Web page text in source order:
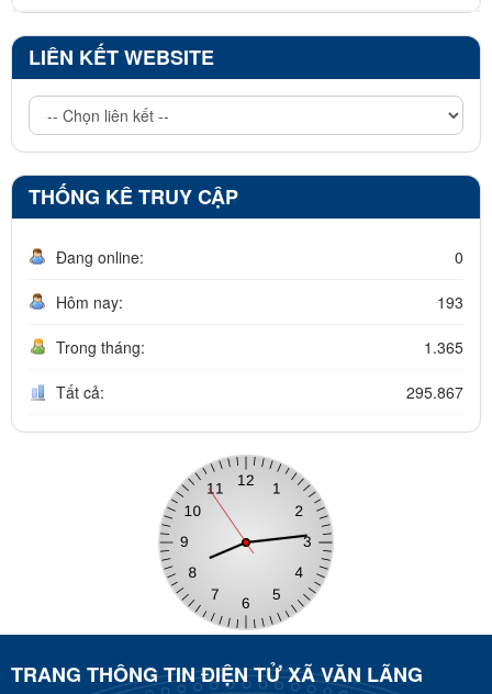
LIÊN KẾT WEBSITE
THỐNG KÊ TRUY CẬP
Đang online: 0
Hôm nay: 193
Trong tháng: 1.365
Tất cả: 295.867
TRANG THÔNG TIN ĐIỆN TỬ XÃ VĂN LÃNG